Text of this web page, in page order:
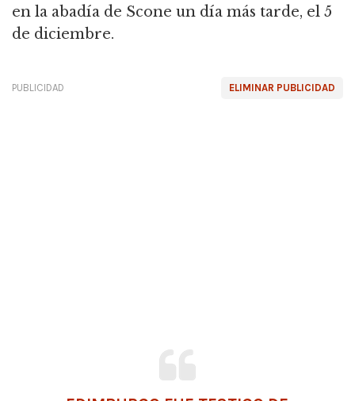
en la abadía de Scone un día más tarde, el 5
de diciembre.
ELIMINAR PUBLICIDAD
PUBLICIDAD